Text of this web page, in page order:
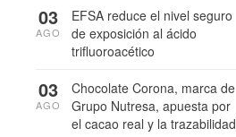
EFSA reduce el nivel seguro
de exposición al ácido
trifluoroacético
03
AGO
Chocolate Corona, marca de
Grupo Nutresa, apuesta por
el cacao real y la trazabilidad
03
AGO